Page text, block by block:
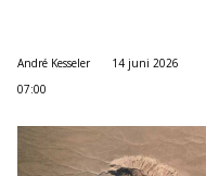
André Kesseler
14 juni 2026
07:00